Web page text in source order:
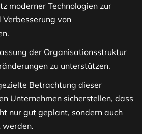
moderner Technologien zur
von
der Organisationsstruktur
zu unterstützen.
Betrachtung dieser
Unternehmen sicherstellen, dass
nur gut geplant, sondern auch
werden.